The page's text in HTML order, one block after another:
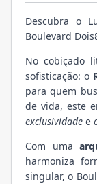
Descubra o
Boulevard
No cobiçado
sofisticação: o
para quem
de vida, este
exclusividade e
Com uma
harmoniza
singular, o